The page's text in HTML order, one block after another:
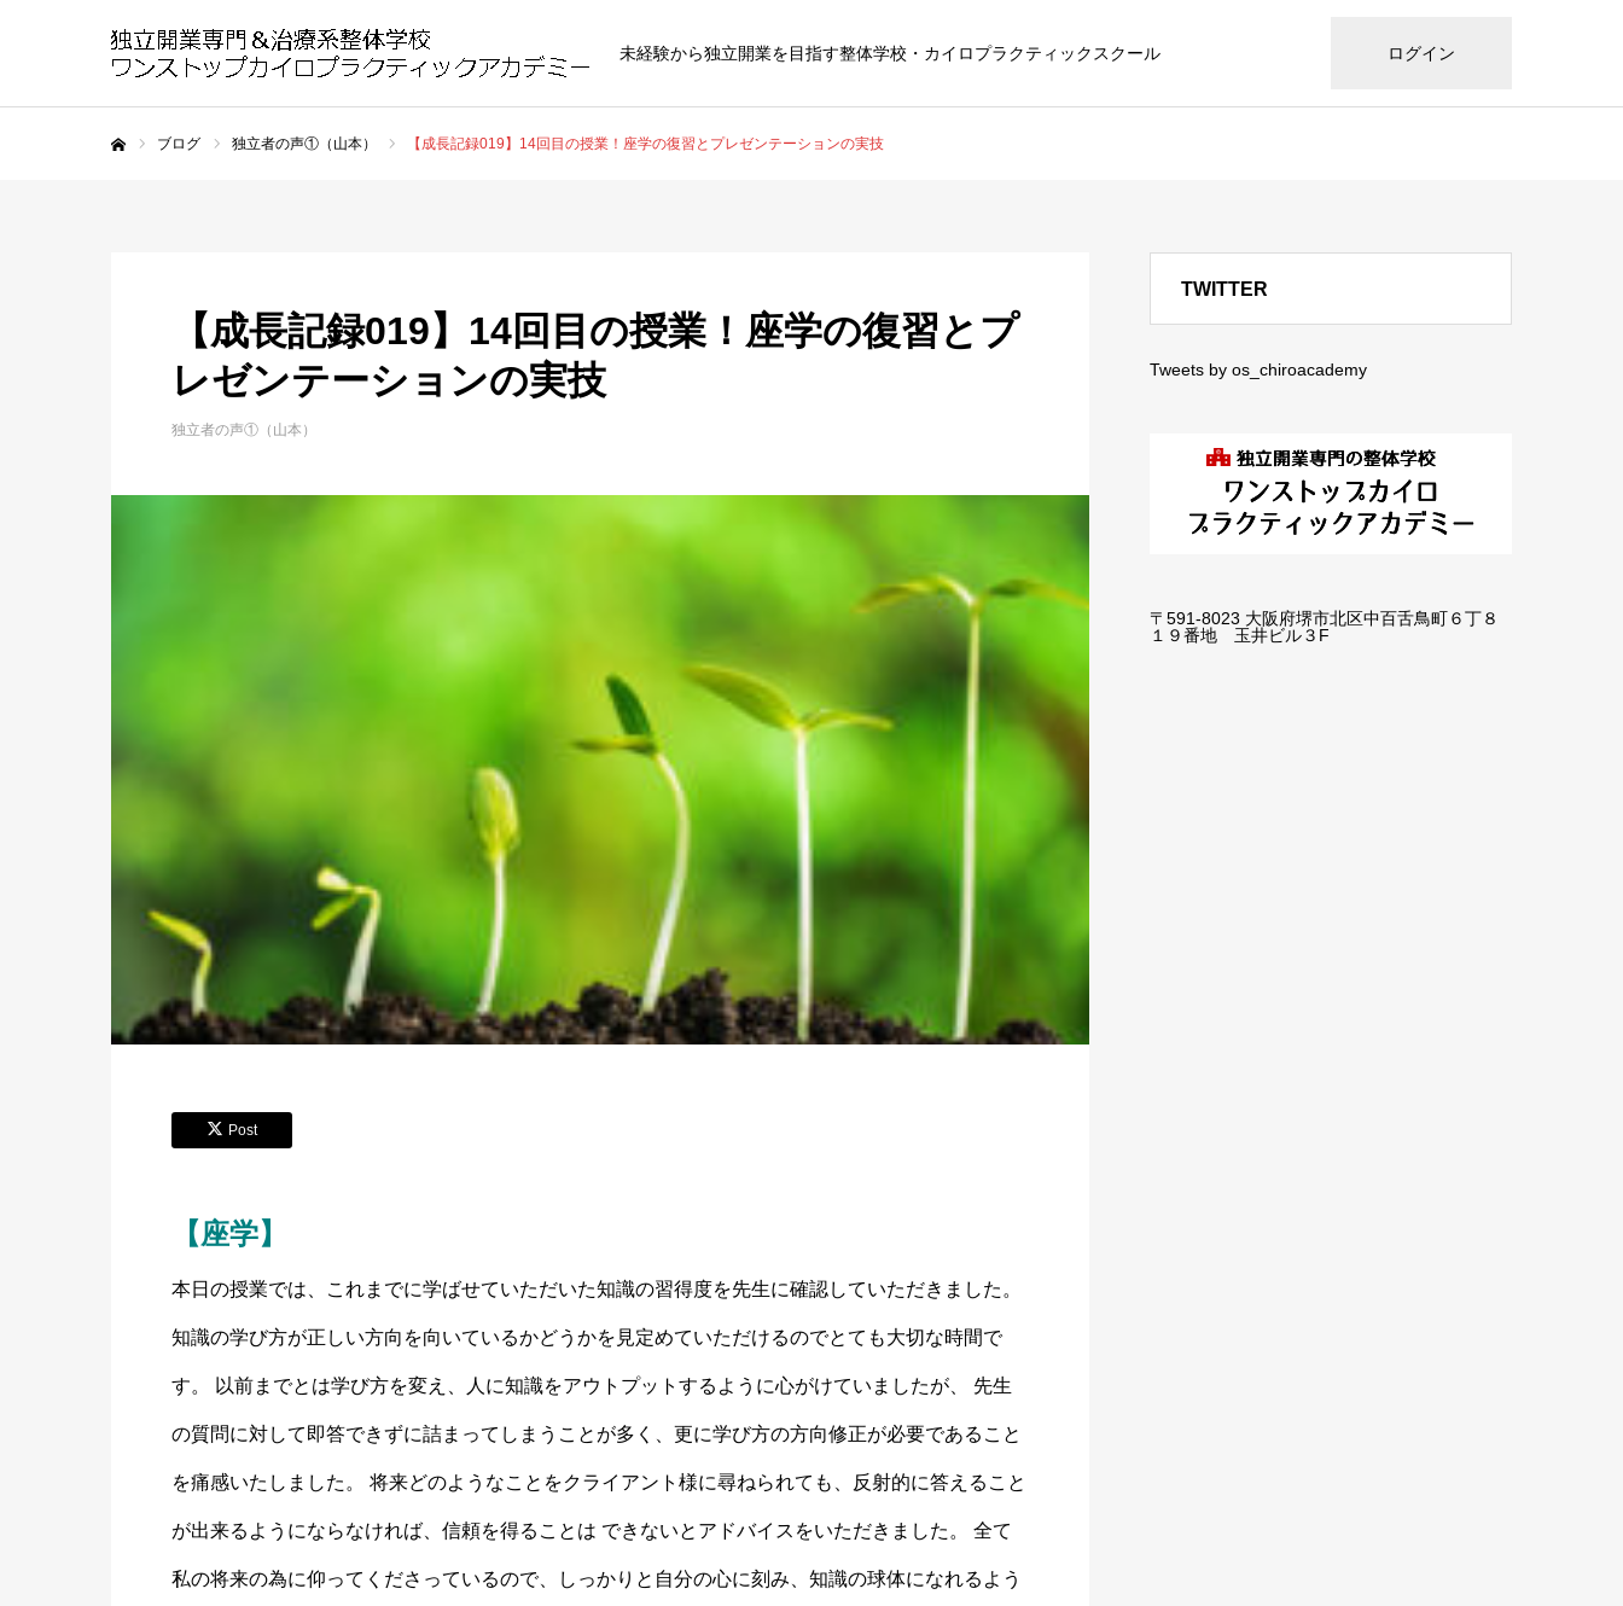
未経験から独立開業を目指す整体学校・カイロプラクティックスクール ログイン
ブログ 独立者の声①（山本） 【成長記録019】14回目の授業！座学の復習とプレゼンテーションの実技
【成長記録019】14回目の授業！座学の復習とプ
レゼンテーションの実技
独立者の声①（山本）
Post
【座学】
本日の授業では、これまでに学ばせていただいた知識の習得度を先生に確認していただきました。
知識の学び方が正しい方向を向いているかどうかを見定めていただけるのでとても大切な時間で
す。 以前までとは学び方を変え、人に知識をアウトプットするように心がけていましたが、 先生
の質問に対して即答できずに詰まってしまうことが多く、更に学び方の方向修正が必要であること
を痛感いたしました。 将来どのようなことをクライアント様に尋ねられても、反射的に答えること
が出来るようにならなければ、信頼を得ることは できないとアドバイスをいただきました。 全て
私の将来の為に仰ってくださっているので、しっかりと自分の心に刻み、知識の球体になれるよう
TWITTER
Tweets by os_chiroacademy
〒591-8023 大阪府堺市北区中百舌鳥町６丁８
１９番地 玉井ビル３F